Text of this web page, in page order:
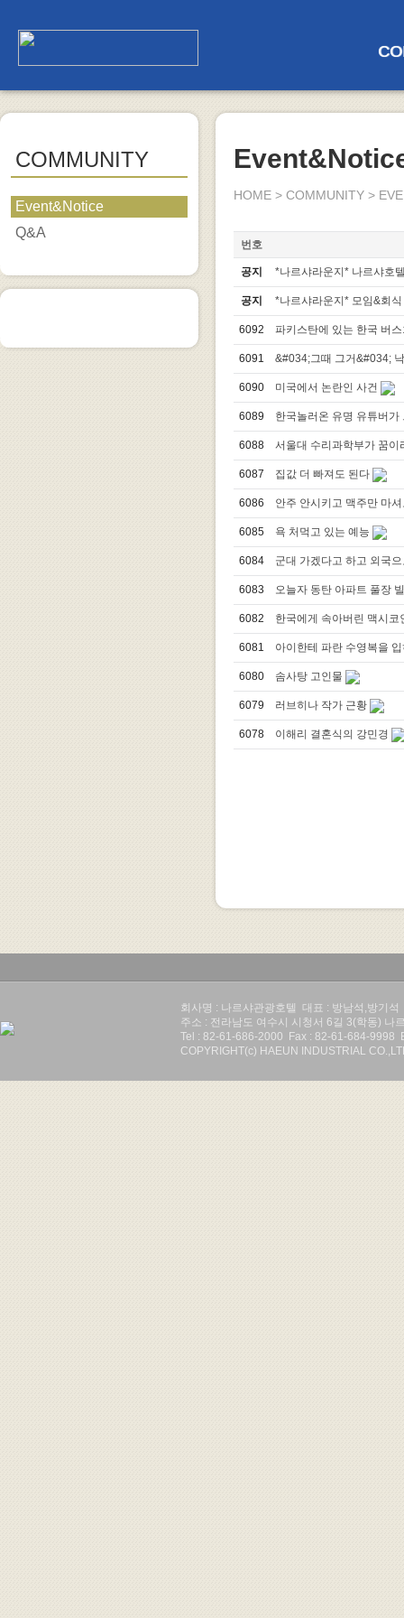
COMMUNITY
Event&Notice
Q&A
HOME > COMMUNITY >
번호
공지 *나르샤라운지* 나르샤호
공지 *나르샤라운지* 모임&회
6092 파키스탄에 있는 한국 버
6091 &#034;그때 그거&#034;
6090 미국에서 논란인 사건
6089 한국놀러온 유명 유튜버
6088 서울대 수리과학부가 꿈이
6087 집값 더 빠져도 된다
6086 안주 안시키고 맥주만 마
6085 욕 처먹고 있는 예능
6084 군대 가겠다고 하고 외국
6083 오늘자 동탄 아파트 풀장
6082 한국에게 속아버린 맥시코
6081 아이한테 파란 수영복을
6080 솜사탕 고인물
6079 러브히나 작가 근황
6078 이해리 결혼식의 강민경
회사명 : 나르샤관광호텔 대표 : 방남석,방기
주소 : 전라남도 여수시 시청서 6길 3(학동) 나
Tel : 82-61-686-2000 Fax : 82-61-684-9998
COPYRIGHT(c) HAEUN INDUSTRIAL